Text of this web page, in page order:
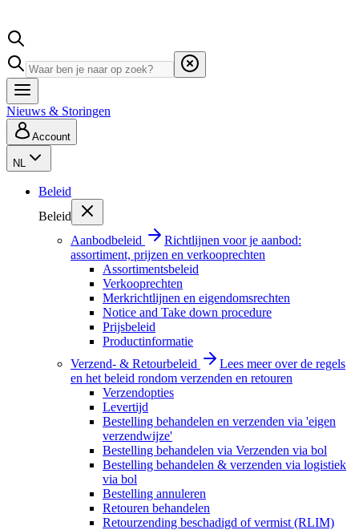
Nieuws & Storingen
Account
NL
Beleid
Beleid
Aanbodbeleid
Richtlijnen voor je aanbod:
assortiment, prijzen en verkooprechten
Assortimentsbeleid
Verkooprechten
Merkrichtlijnen en eigendomsrechten
Notice and Take down procedure
Prijsbeleid
Productinformatie
Verzend- & Retourbeleid
Lees meer over de regels
en het beleid rondom verzenden en retouren
Verzendopties
Levertijd
Bestelling behandelen en verzenden via 'eigen
verzendwijze'
Bestelling behandelen via Verzenden via bol
Bestelling behandelen & verzenden via logistiek
via bol
Bestelling annuleren
Retouren behandelen
Retourzending beschadigd of vermist (RLIM)